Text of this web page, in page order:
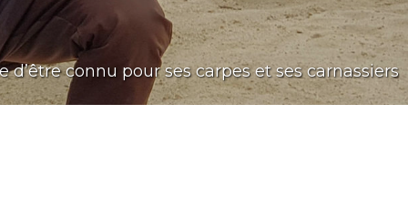
d’être connu pour ses carpes et ses carnassiers